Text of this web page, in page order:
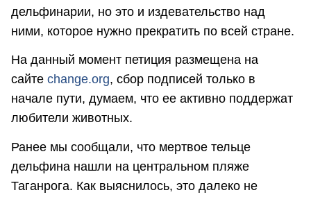
дельфинарии, но это и издевательство над
ними, которое нужно прекратить по всей стране.
На данный момент петиция размещена на
сайте change.org, сбор подписей только в
начале пути, думаем, что ее активно поддержат
любители животных.
Ранее мы сообщали, что мертвое тельце
дельфина нашли на центральном пляже
Таганрога. Как выяснилось, это далеко не